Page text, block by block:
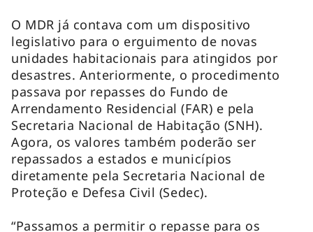
O MDR já contava com um dispositivo
legislativo para o erguimento de novas
unidades habitacionais para atingidos por
desastres. Anteriormente, o procedimento
passava por repasses do Fundo de
Arrendamento Residencial (FAR) e pela
Secretaria Nacional de Habitação (SNH).
Agora, os valores também poderão ser
repassados a estados e municípios
diretamente pela Secretaria Nacional de
Proteção e Defesa Civil (Sedec).
“Passamos a permitir o repasse para os